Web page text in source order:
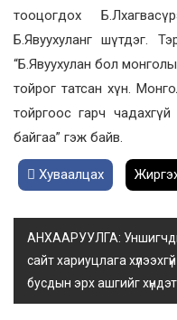
тооцогдох
Б.Явуухуланг шүтдэг.
“Б.Явуухулан бол
тойрог татсан хүн.
тойргоос гарч
байгаа” гэж байв.
Хуваалцах
АНХААРУУЛГА:
сайт хариуцлага
бусдын эрх ашгийг